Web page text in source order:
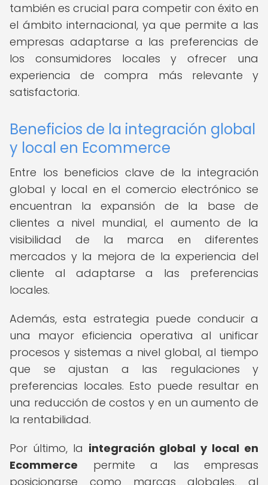
también es crucial para competir con éxito en
el ámbito internacional, ya que permite a las
empresas adaptarse a las preferencias de
los consumidores locales y ofrecer una
experiencia de compra más relevante y
satisfactoria.
Beneficios de la integración global
y local en Ecommerce
Entre los beneficios clave de la integración
global y local en el comercio electrónico se
encuentran la expansión de la base de
clientes a nivel mundial, el aumento de la
visibilidad de la marca en diferentes
mercados y la mejora de la experiencia del
cliente al adaptarse a las preferencias
locales.
Además, esta estrategia puede conducir a
una mayor eficiencia operativa al unificar
procesos y sistemas a nivel global, al tiempo
que se ajustan a las regulaciones y
preferencias locales. Esto puede resultar en
una reducción de costos y en un aumento de
la rentabilidad.
Por último, la integración global y local en
Ecommerce permite a las empresas
posicionarse como marcas globales, al